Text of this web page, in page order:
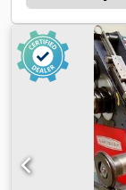
elementi -
pogonski motor,
mobilna nožna